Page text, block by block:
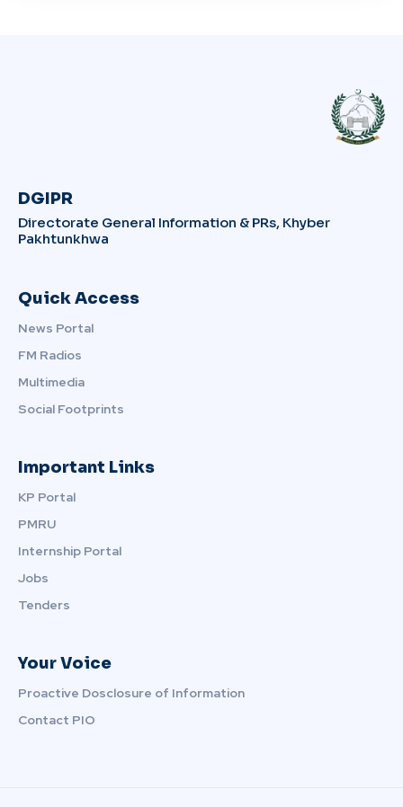
DGIPR
Directorate General Information & PRs, Khyber
Pakhtunkhwa
Quick Access
News Portal
FM Radios
Multimedia
Social Footprints
Important Links
KP Portal
PMRU
Internship Portal
Jobs
Tenders
Your Voice
Proactive Dosclosure of Information
Contact PIO